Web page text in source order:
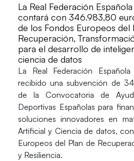
La Real Federación
contará con 346.983,80
de los Fondos Europeos del
Recuperación,
para el desarrollo de
ciencia de datos
La Real Federación
recibido una subvención de
de la Convocatoria de
Deportivas Españolas para
soluciones innovadores en
Artificial y Ciencia de datos,
Europeos del Plan de
y Resiliencia.